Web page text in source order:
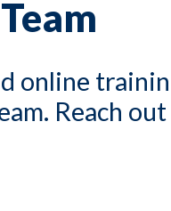
online
Reach out